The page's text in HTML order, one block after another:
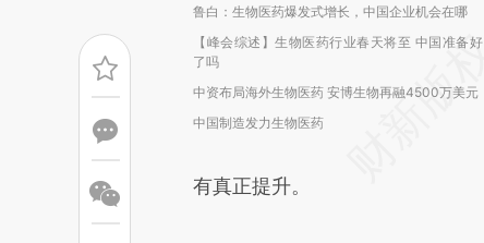
鲁白：生物医药爆发式增长，中国企业机会在哪
【峰会综述】生物医药行业春天将至 中国准备好
了吗
中资布局海外生物医药 安博生物再融4500万美元
中国制造发力生物医药
有真正提升。